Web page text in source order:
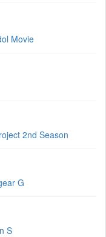
Movie
2nd Season
G
S